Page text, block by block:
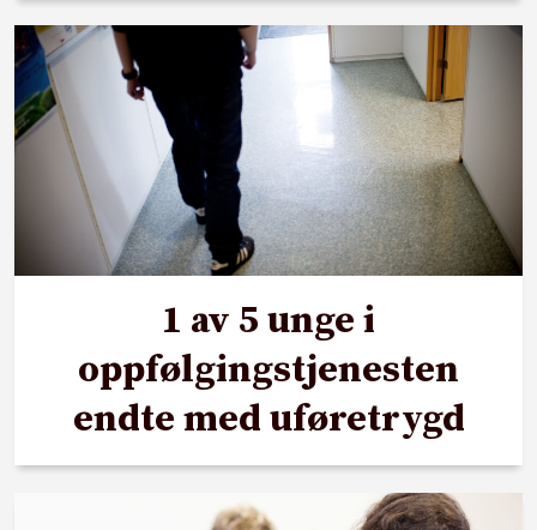
1 av 5 unge i
oppfølgingstjenesten
endte med uføretrygd